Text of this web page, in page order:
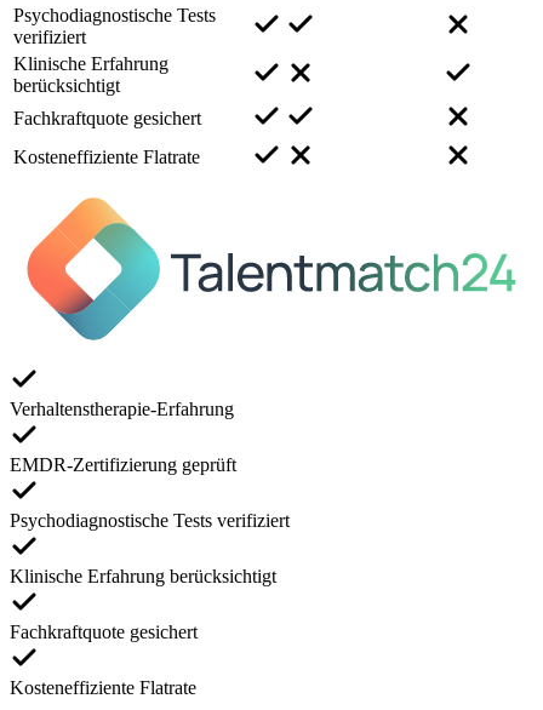
Psychodiagnostische Tests
verifiziert
Klinische Erfahrung
berücksichtigt
Fachkraftquote gesichert
Kosteneffiziente Flatrate
Verhaltenstherapie-Erfahrung
EMDR-Zertifizierung geprüft
Psychodiagnostische Tests verifiziert
Klinische Erfahrung berücksichtigt
Fachkraftquote gesichert
Kosteneffiziente Flatrate